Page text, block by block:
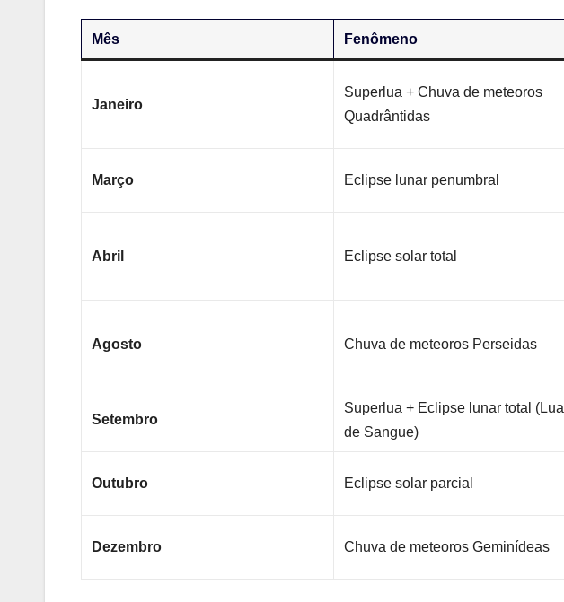
Mês Fenômeno
Janeiro
Superlua + Chuva de meteoros
Quadrântidas
Março Eclipse lunar penumbral
Abril Eclipse solar total
Agosto Chuva de meteoros Perseidas
Setembro
Superlua + Eclipse lunar total (Lua
de Sangue)
Outubro Eclipse solar parcial
Dezembro Chuva de meteoros Geminídeas